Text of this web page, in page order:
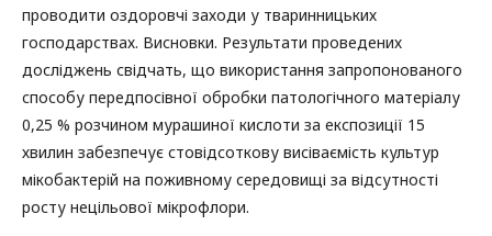
проводити оздоровчі заходи у тваринницьких
господарствах. Висновки. Результати проведених
досліджень свідчать, що використання запропонованого
способу передпосівної обробки патологічного матеріалу
0,25 % розчином мурашиної кислоти за експозиції 15
хвилин забезпечує стовідсоткову висіваємість культур
мікобактерій на поживному середовищі за відсутності
росту нецільової мікрофлори.